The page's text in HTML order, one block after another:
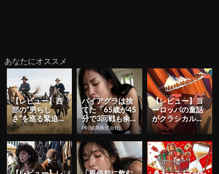
あなたにオススメ
【レビュー】西
部の“男らし
さ”を巡る緊迫し
た人間模様―ベ
ネディクト・カ
ンバーバッ...
バイアグラは捨
てた「65歳が45
分で3回戦も余
裕」980円で朝
まで絶好調！
PR(健商株式会社)
【レビュー】ヨ
ーロッパの童話
がクラシカルな
アニメーション
として蘇り、現
代の寓話と...